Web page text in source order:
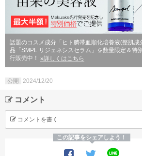
話題のコスメ成分「ヒト臍帯血順化培養液(整肌
品「SMPL リジェネシスセラム」を数量限定＆特
行販売中！ »詳しくはこちら
公開 2024/12/20
コメント
コメントを書く
この記事をシェアしよう！